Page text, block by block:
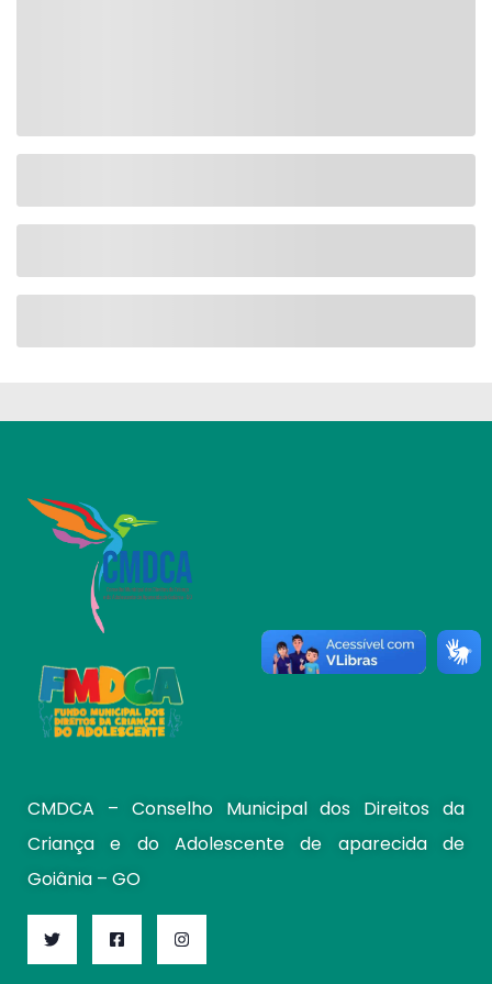
CMDCA – Conselho Municipal dos Direitos da
Criança e do Adolescente de aparecida de
Goiânia – GO